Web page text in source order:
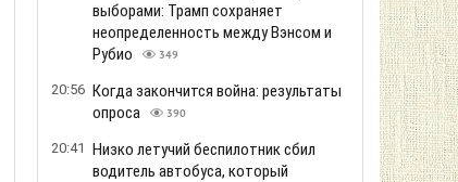
выборами: Трамп сохраняет
неопределенность между Вэнсом и
Рубио
349
20:56 Когда закончится война: результаты
опроса
390
20:41 Низко летучий беспилотник сбил
водитель автобуса, который